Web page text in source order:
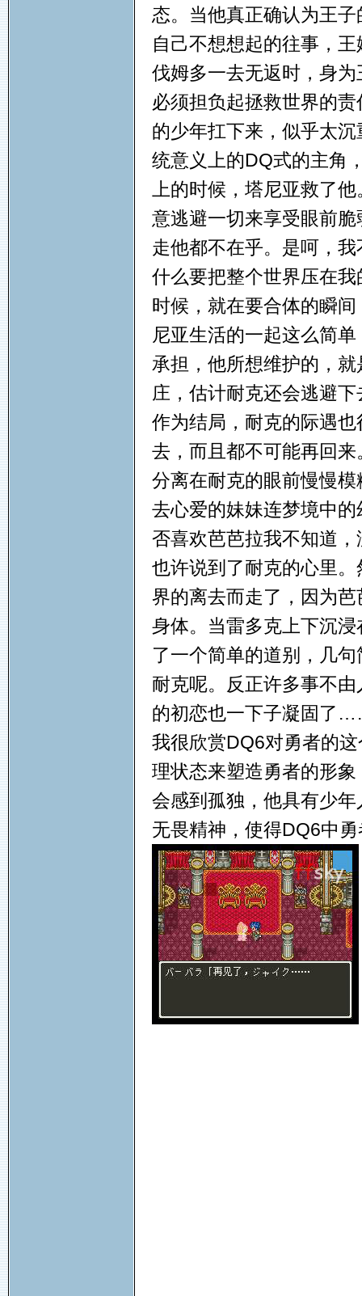
态。当他真正确认为王
自己不想想起的往事，
伐姆多一去无返时，身
必须担负起拯救世界的
的少年扛下来，似乎太
统意义上的DQ式的主角
上的时候，塔尼亚救了
意逃避一切来享受眼前
走他都不在乎。是呵，
什么要把整个世界压在
时候，就在要合体的瞬
尼亚生活的一起这么简
承担，他所想维护的，
庄，估计耐克还会逃避
作为结局，耐克的际遇
去，而且都不可能再回
分离在耐克的眼前慢慢
去心爱的妹妹连梦境中
否喜欢芭芭拉我不知道
也许说到了耐克的心里
界的离去而走了，因为
身体。当雷多克上下沉
了一个简单的道别，几
耐克呢。反正许多事不
的初恋也一下子凝固了
我很欣赏DQ6对勇者的
理状态来塑造勇者的形
会感到孤独，他具有少
无畏精神，使得DQ6中